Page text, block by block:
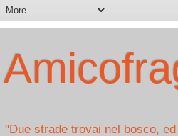
"Due strade trovai nel bosco,